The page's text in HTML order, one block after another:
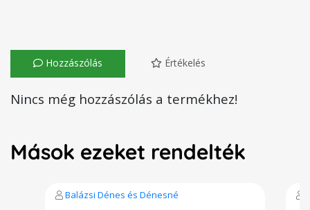
Hozzászólás Értékelés
Nincs még hozzászólás a termékhez!
Mások ezeket rendelték
Balázsi Dénes és Dénesné